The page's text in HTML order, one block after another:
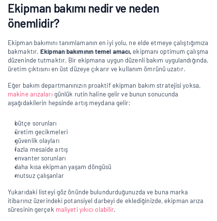
Ekipman bakımı nedir ve neden
önemlidir?
Ekipman bakımını tanımlamanın en iyi yolu, ne elde etmeye çalıştığımıza
bakmaktır. Ekipman bakımının temel amacı, ekipmanı optimum çalışma
düzeninde tutmaktır. Bir ekipmana uygun düzenli bakım uygulandığında,
üretim çıktısını en üst düzeye çıkarır ve kullanım ömrünü uzatır.
Eğer bakım departmanınızın proaktif ekipman bakım stratejisi yoksa,
makine arızaları günlük rutin haline gelir ve bunun sonucunda
aşağıdakilerin hepsinde artış meydana gelir:
bütçe sorunları
üretim gecikmeleri
güvenlik olayları
fazla mesaide artış
envanter sorunları
daha kısa ekipman yaşam döngüsü
mutsuz çalışanlar
Yukarıdaki listeyi göz önünde bulundurduğunuzda ve buna marka
itibarınız üzerindeki potansiyel darbeyi de eklediğinizde, ekipman arıza
süresinin gerçek maliyeti yıkıcı olabilir.